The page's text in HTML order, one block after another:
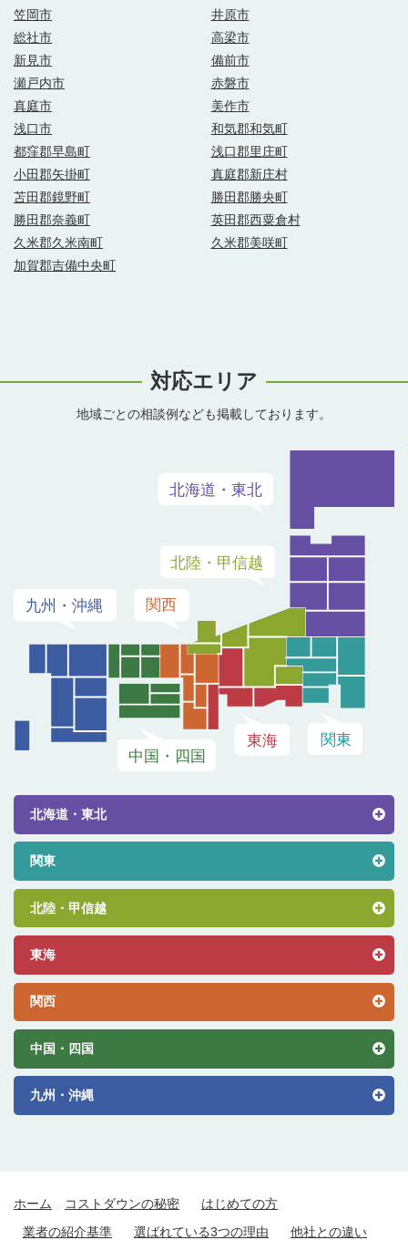
笠岡市
井原市
総社市
高梁市
新見市
備前市
瀬戸内市
赤磐市
真庭市
美作市
浅口市
和気郡和気町
都窪郡早島町
浅口郡里庄町
小田郡矢掛町
真庭郡新庄村
苫田郡鏡野町
勝田郡勝央町
勝田郡奈義町
英田郡西粟倉村
久米郡久米南町
久米郡美咲町
加賀郡吉備中央町
対応エリア
地域ごとの相談例なども掲載しております。
北海道・東北
関東
北陸・甲信越
東海
関西
中国・四国
九州・沖縄
ホーム コストダウンの秘密
はじめての方
業者の紹介基準
選ばれている3つの理由 他社との違い